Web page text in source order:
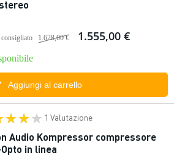
consigliato 1.628,00 € 1.555,00 €
Aggiungi al carrello
1 Valutazione
Audio Kompressor compressore
in linea